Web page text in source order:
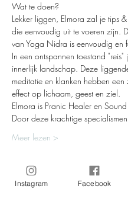
Wat te doen?
Lekker liggen, Elmora zal je tips
die eenvoudig uit te voeren zijn.
van Yoga Nidra is eenvoudig en
In een ontspannen toestand
innerlijk landschap. Deze
meditatie en klanken hebben een
effect op lichaam, geest en ziel.
Elmora is Pranic Healer en
Door deze krachtige
Meer lezen >
Tickets
Instagram Facebook